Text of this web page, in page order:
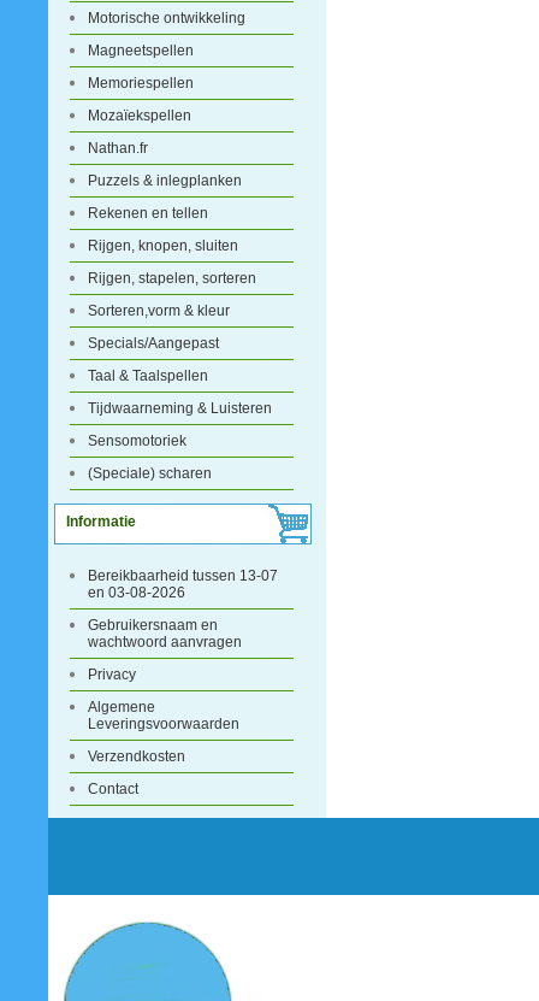
Motorische ontwikkeling
Magneetspellen
Memoriespellen
Mozaïekspellen
Nathan.fr
Puzzels & inlegplanken
Rekenen en tellen
Rijgen, knopen, sluiten
Rijgen, stapelen, sorteren
Sorteren,vorm & kleur
Specials/Aangepast
Taal & Taalspellen
Tijdwaarneming & Luisteren
Sensomotoriek
(Speciale) scharen
Informatie
Bereikbaarheid tussen 13-07
en 03-08-2026
Gebruikersnaam en
wachtwoord aanvragen
Privacy
Algemene
Leveringsvoorwaarden
Verzendkosten
Contact